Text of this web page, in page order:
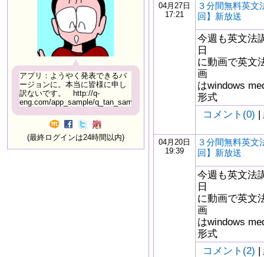
アプリ：ようやく発表できるバ
ージョンに。本当に皆様に申し
訳ないです。 http://q-
eng.com/app_sample/q_tan_sample06.html
(最終ログインは24時間以内)
04月27日
17:21
３分間無料英文
回】新放送
今週も英文法
日
に動画で英文
画
はwindows
形式
コメント(0) |
04月20日
19:39
３分間無料英文
回】新放送
今週も英文法
日
に動画で英文
画
はwindows
形式
コメント(2) |